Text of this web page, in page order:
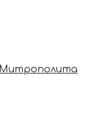
Митрополита